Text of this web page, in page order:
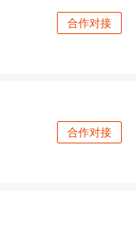
合作对接
合作对接